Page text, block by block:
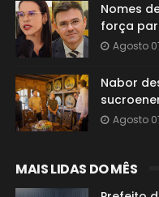
Nomes
força
Agosto
Nabor
Agosto
MAIS LIDAS DO MÊS